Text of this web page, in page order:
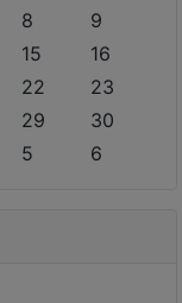
8
9
15
16
22
23
29
30
5 6